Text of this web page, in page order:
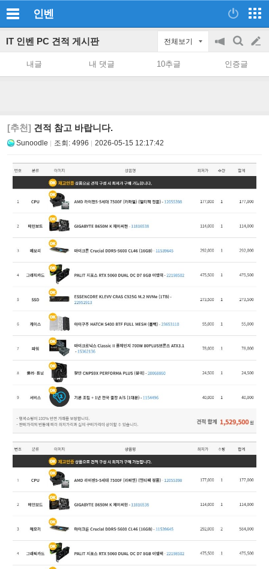
인벤
IT 인벤 PC 견적 게시판 전체보기
공
on/off
검
색
글
쓰
내글 내 댓글 10추글 인증글
[추천] 견적 참고 바랍니다.
Sunoodle 조회: 4996 2026-05-15 12:17:42